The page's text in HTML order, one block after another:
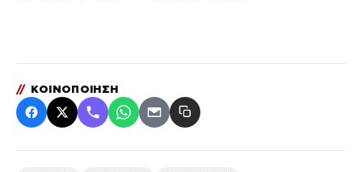
// ΚΟΙΝΟΠΟΙΗΣΗ